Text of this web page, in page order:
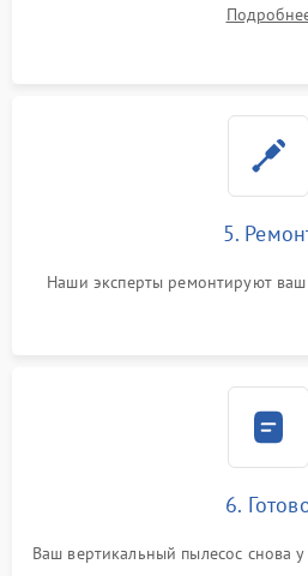
5.
Наши эксперты ремонтируют
6.
Ваш вертикальный пылесос снова